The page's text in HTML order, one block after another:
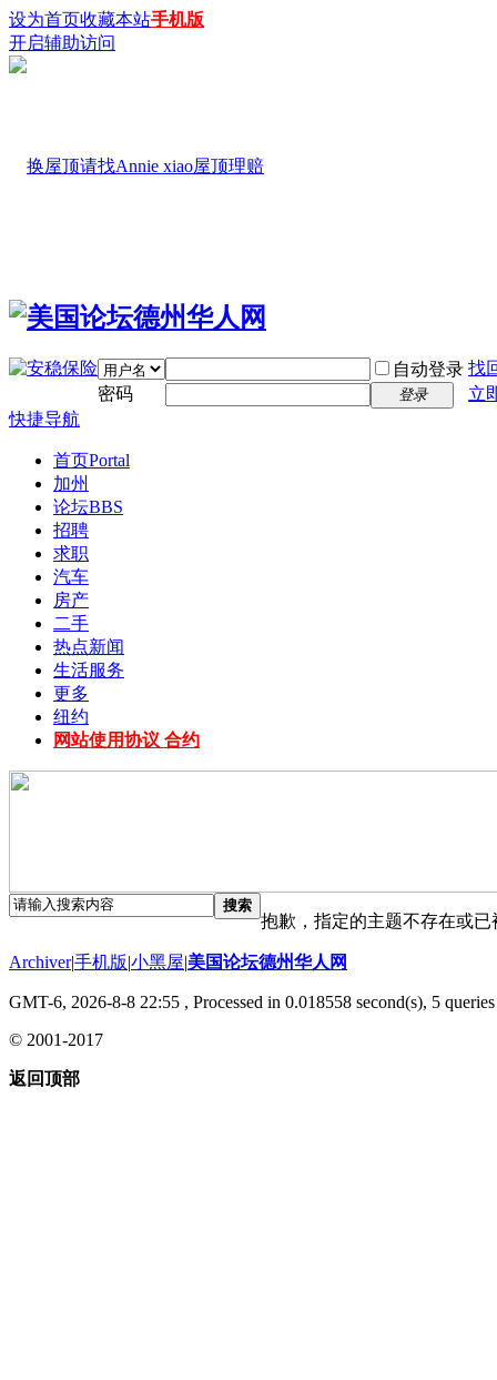
设为首页收藏本站手机版
开启辅助访问
自动登录 找
密码
登录
立
快捷导航
首页Portal
加州
论坛BBS
招聘
求职
汽车
房产
二手
热点新闻
生活服务
更多
纽约
网站使用协议 合约
搜索
抱歉，指定的主题不存在或
Archiver|手机版|小黑屋|美国论坛德州华人网
GMT-6, 2026-8-8 22:55 , Processed in 0.018558 second(s), 5
© 2001-2017
返回顶部